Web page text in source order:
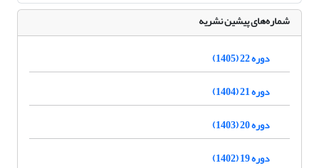
شماره‌های پیشین نشریه
دوره 22 (1405)
دوره 21 (1404)
دوره 20 (1403)
دوره 19 (1402)